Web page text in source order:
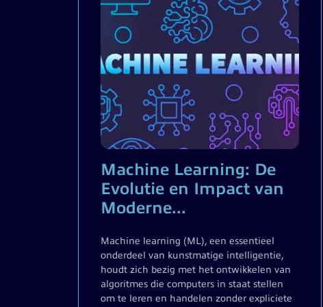
Machine Learning: De
Evolutie en Impact van
Moderne...
Machine learning (ML), een essentieel
onderdeel van kunstmatige intelligentie,
houdt zich bezig met het ontwikkelen van
algoritmes die computers in staat stellen
om te leren en handelen zonder expliciete